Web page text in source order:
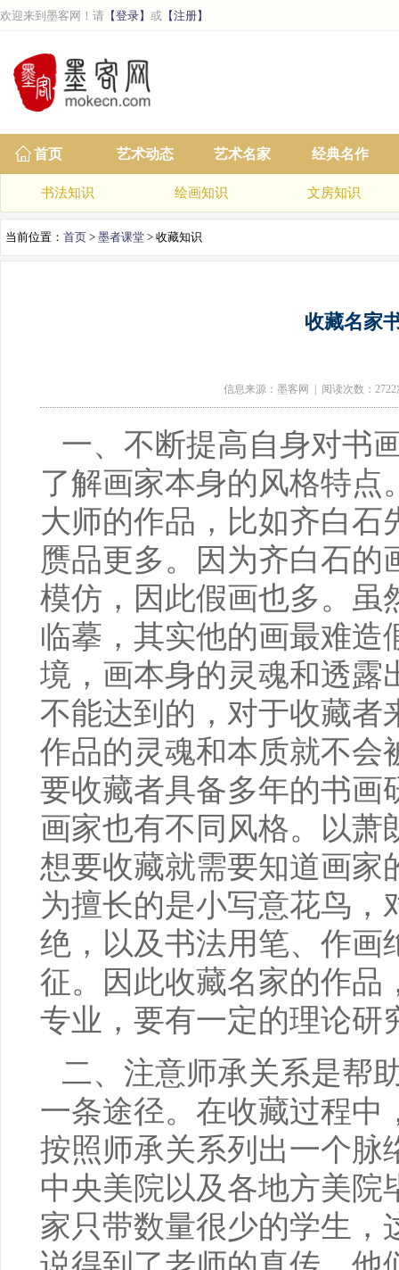
欢迎来到墨客网！请 【登录】 或 【注册】
首页 艺术动态 艺术名家 经典名作
书法知识 绘画知识 文房知识
当前位置： 首页 > 墨者课堂 > 收藏知识
收藏名家
信息来源：墨客网 | 阅读次数：2722
一、不断提高自身对书
了解画家本身的风格特点
大师的作品，比如齐白石
赝品更多。因为齐白石的
模仿，因此假画也多。虽
临摹，其实他的画最难造
境，画本身的灵魂和透露
不能达到的，对于收藏者
作品的灵魂和本质就不会
要收藏者具备多年的书画
画家也有不同风格。以萧
想要收藏就需要知道画家
为擅长的是小写意花鸟，
绝，以及书法用笔、作画
征。因此收藏名家的作品
专业，要有一定的理论研
二、注意师承关系是帮
一条途径。在收藏过程中
按照师承关系列出一个脉
中央美院以及各地方美院
家只带数量很少的学生，